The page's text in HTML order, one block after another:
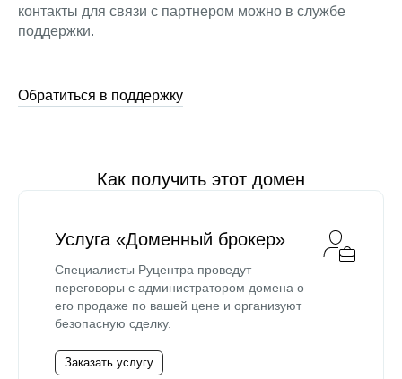
контакты для связи с партнером можно в службе
поддержки.
Обратиться в поддержку
Как получить этот домен
Услуга «Доменный брокер»
Специалисты Руцентра проведут
переговоры с администратором домена о
его продаже по вашей цене и организуют
безопасную сделку.
Заказать услугу